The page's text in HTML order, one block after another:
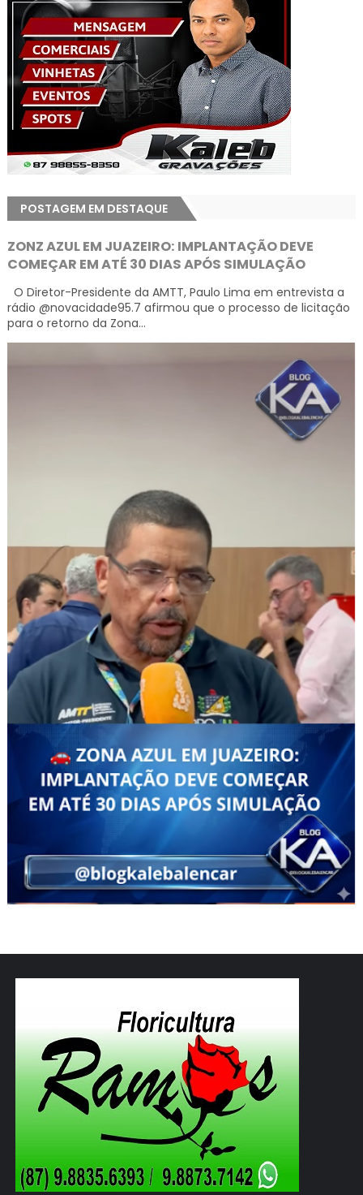
POSTAGEM EM DESTAQUE
ZONZ AZUL EM JUAZEIRO: IMPLANTAÇÃO DEVE
COMEÇAR EM ATÉ 30 DIAS APÓS SIMULAÇÃO
O Diretor-Presidente da AMTT, Paulo Lima em entrevista a
rádio @novacidade95.7 afirmou que o processo de licitação
para o retorno da Zona...